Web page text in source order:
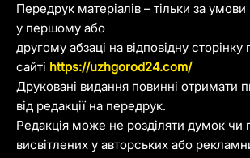
Передрук матеріалів – тільки за
у першому або
другому абзаці на відповідну сторінку
сайті https://uzhgorod24.com/
Друковані видання повинні отримати
від редакції на передрук.
Редакція може не розділяти думок чи
висвітлених у авторських або